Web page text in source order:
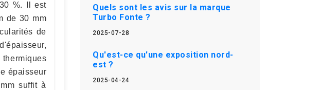
%. Il est
de 30 mm
de
épaisseur
suffit à
Quels sont les avis sur la marque
Turbo Fonte ?
2025-07-28
Qu'est-ce qu'une exposition nord-
est ?
2025-04-24